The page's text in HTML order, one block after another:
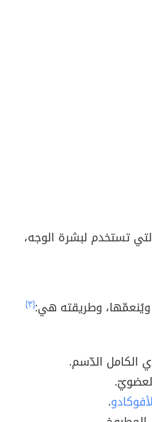
تستخدم لبشرة الوجه،
ويُنعمّها، وطريقته هي:[٣]
الكامل الدّسم.
.